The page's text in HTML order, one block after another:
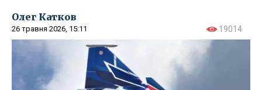
Олег Катков
26 травня 2026, 15:11 19014